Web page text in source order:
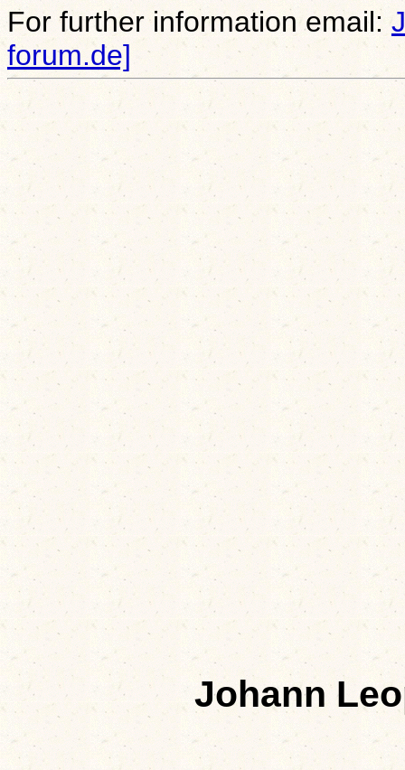
For further information email:
forum.de]
Johann